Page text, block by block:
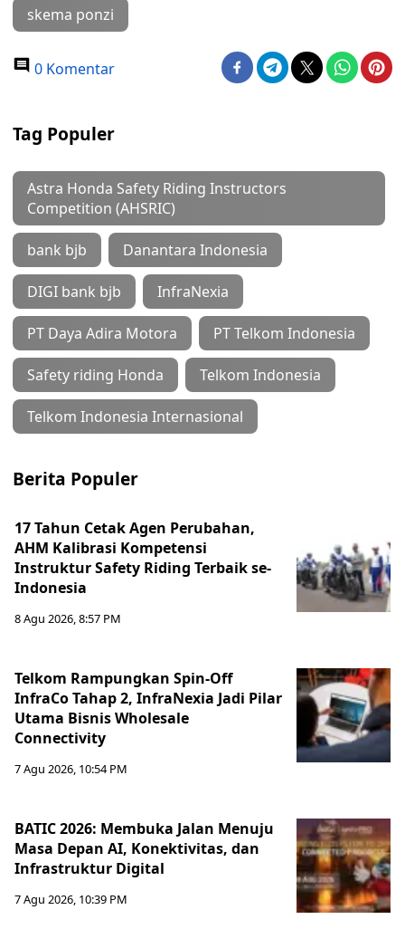
skema ponzi
0 Komentar
Tag Populer
Astra Honda Safety Riding Instructors
Competition (AHSRIC)
bank bjb Danantara Indonesia
DIGI bank bjb InfraNexia
PT Daya Adira Motora PT Telkom Indonesia
Safety riding Honda Telkom Indonesia
Telkom Indonesia Internasional
Berita Populer
17 Tahun Cetak Agen Perubahan,
AHM Kalibrasi Kompetensi
Instruktur Safety Riding Terbaik se-
Indonesia
8 Agu 2026, 8:57 PM
Telkom Rampungkan Spin-Off
InfraCo Tahap 2, InfraNexia Jadi Pilar
Utama Bisnis Wholesale
Connectivity
7 Agu 2026, 10:54 PM
BATIC 2026: Membuka Jalan Menuju
Masa Depan AI, Konektivitas, dan
Infrastruktur Digital
7 Agu 2026, 10:39 PM